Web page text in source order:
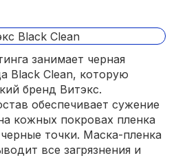
занимает черная
Black Clean, которую
бренд Витэкс.
обеспечивает сужение
кожных покровах пленка
точки. Маска-пленка
все загрязнения и